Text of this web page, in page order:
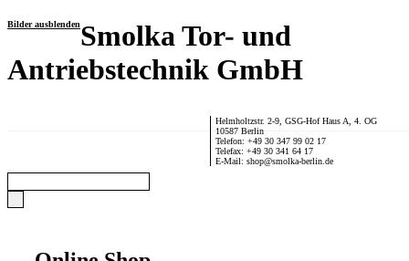
Bilder ausblendenSmolka Tor- und
Antriebstechnik GmbH
Helmholtzstr. 2-9, GSG-Hof Haus A, 4. OG
10587 Berlin
Telefon: +49 30 347 99 02 17
Telefax: +49 30 341 64 17
E-Mail: shop@smolka-berlin.de